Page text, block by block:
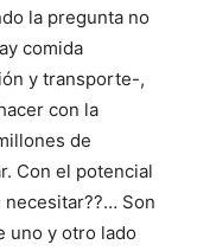
la pregunta no
comida
y transporte-,
con la
de
Con el potencial
Son
uno y otro lado